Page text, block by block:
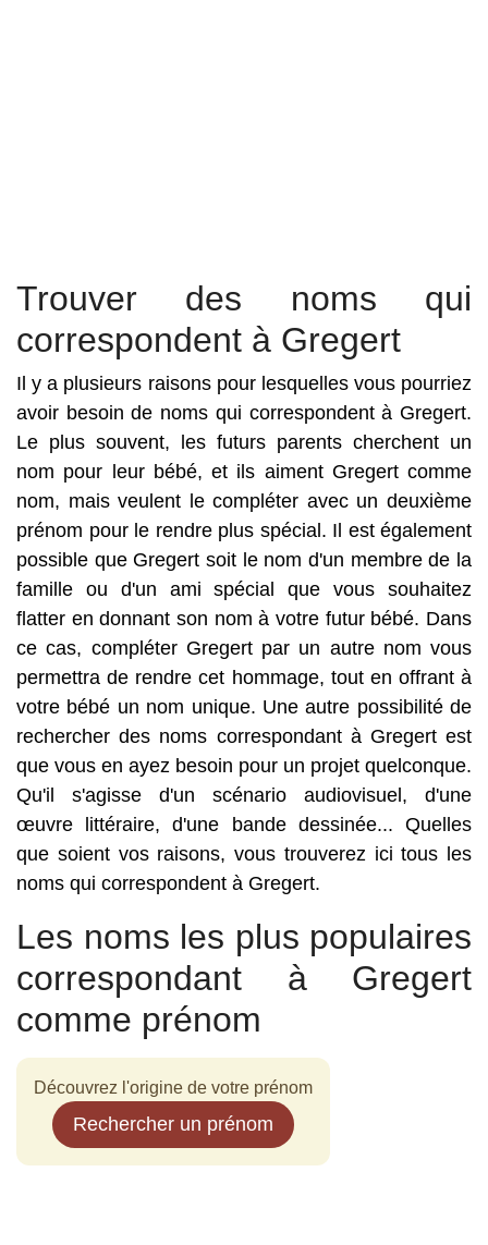
Trouver des noms qui
correspondent à Gregert
Il y a plusieurs raisons pour lesquelles vous pourriez
avoir besoin de noms qui correspondent à Gregert.
Le plus souvent, les futurs parents cherchent un
nom pour leur bébé, et ils aiment Gregert comme
nom, mais veulent le compléter avec un deuxième
prénom pour le rendre plus spécial. Il est également
possible que Gregert soit le nom d'un membre de la
famille ou d'un ami spécial que vous souhaitez
flatter en donnant son nom à votre futur bébé. Dans
ce cas, compléter Gregert par un autre nom vous
permettra de rendre cet hommage, tout en offrant à
votre bébé un nom unique. Une autre possibilité de
rechercher des noms correspondant à Gregert est
que vous en ayez besoin pour un projet quelconque.
Qu'il s'agisse d'un scénario audiovisuel, d'une
œuvre littéraire, d'une bande dessinée... Quelles
que soient vos raisons, vous trouverez ici tous les
noms qui correspondent à Gregert.
Les noms les plus populaires
correspondant à Gregert
comme prénom
Découvrez l'origine de votre prénom
Rechercher un prénom